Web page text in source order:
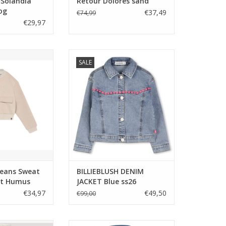
€29,97
€74,99 €37,49
WINKELWAGEN
Sweat
Humus
€34,97
SALE
ss26
TOEVOEGEN AAN WINKELWAGEN
BILLIEBLUSH DENIM
JACKET Blue ss26
€99,00 €49,50